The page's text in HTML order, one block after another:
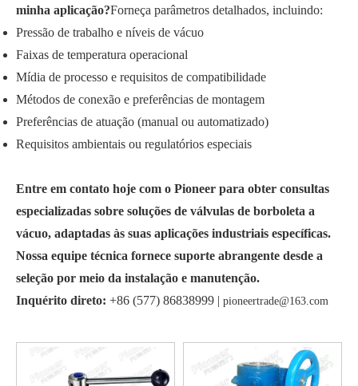
minha aplicação?Forneça parâmetros detalhados, incluindo:
Pressão de trabalho e níveis de vácuo
Faixas de temperatura operacional
Mídia de processo e requisitos de compatibilidade
Métodos de conexão e preferências de montagem
Preferências de atuação (manual ou automatizado)
Requisitos ambientais ou regulatórios especiais
Entre em contato hoje com o Pioneer para obter consultas
especializadas sobre soluções de válvulas de borboleta a
vácuo, adaptadas às suas aplicações industriais específicas.
Nossa equipe técnica fornece suporte abrangente desde a
seleção por meio da instalação e manutenção.
Inquérito direto: +86 (577) 86838999 | pioneertrade@163.com